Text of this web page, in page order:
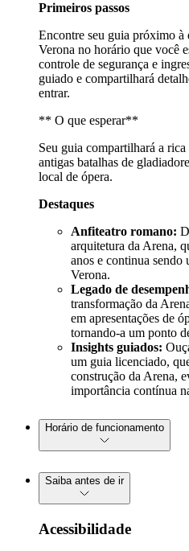
Primeiros passos
Encontre seu guia próximo
Verona no horário que você
controle de segurança e
guiado e compartilhará
entrar.
** O que esperar**
Seu guia compartilhará a
antigas batalhas de
local de ópera.
Destaques
Anfiteatro romano:
arquitetura da Arena,
anos e continua
Verona.
Legado de
transformação da
em apresentações de
tornando-a um ponto
Insights guiados:
um guia licenciado,
construção da Arena,
importância contínua
Horário de funcionamento
Saiba antes de ir
Acessibilidade